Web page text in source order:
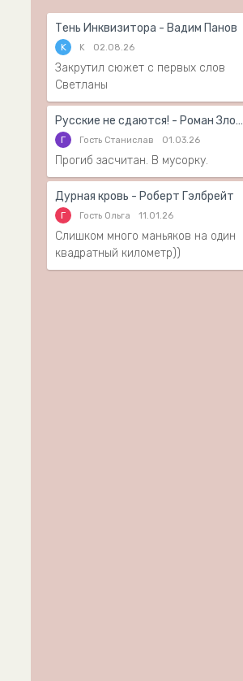
Тень Инквизитора - Вадим Панов
K K 02.08.26
Закрутил сюжет с первых слов
Светланы
Русские не сдаются! - Роман Злотников
Г Гость Станислав 01.03.26
Прогиб засчитан. В мусорку.
Дурная кровь - Роберт Гэлбрейт
Г Гость Ольга 11.01.26
Слишком много маньяков на один
квадратный километр))